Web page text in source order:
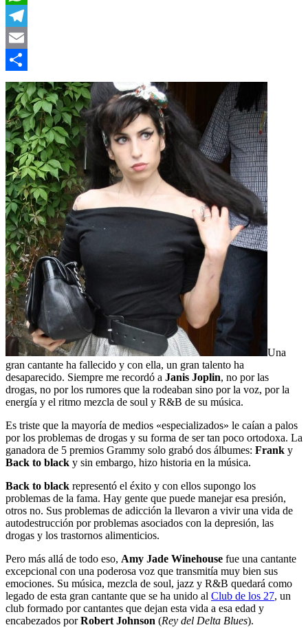
WhatsApp
Telegram
Email
Compartir
Una
gran cantante ha fallecido y con ella, un gran talento ha
desaparecido. Siempre me recordó a Janis Joplin, no por las
drogas, no por los rumores que la rodeaban sino por la voz, por la
energía y el ritmo mezcla de soul y R&B de su música.
Es triste que la mayoría de medios «especializados» le caían a palos
por los problemas de drogas y su forma de ser tan poco ortodoxa. La
ganadora de 5 premios Grammy solo grabó dos álbumes: Frank y
Back to black y sin embargo, hizo historia en la música.
Back to black representó el éxito y con ellos supongo los
problemas de la fama. Hay gente que puede manejar esa presión,
otros no. Sus problemas de adicción la llevaron a vivir una vida de
autodestrucción por problemas asociados con la depresión, las
drogas y los trastornos alimenticios.
Pero más allá de todo eso, Amy Jade Winehouse fue una cantante
excepcional con una poderosa voz que transmitía muy bien sus
emociones. Su música, mezcla de soul, jazz y R&B quedará como
legado de esta gran cantante que se ha unido al Club de los 27, un
club formado por cantantes que dejan esta vida a esa edad y
encabezados porRobert Johnson (Rey del Delta Blues).